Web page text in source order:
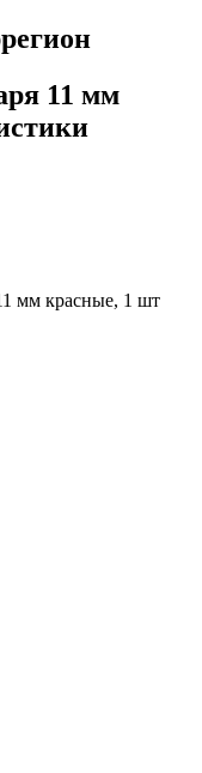
11 мм
мм красные, 1 шт